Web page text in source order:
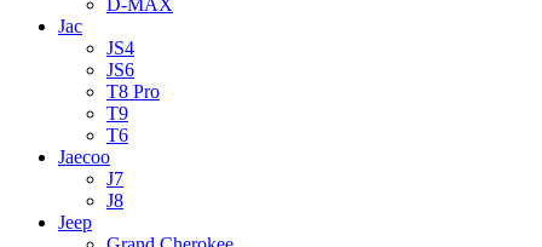
Jac
JS4
JS6
T8 Pro
T9
T6
Jaecoo
J7
J8
Jeep